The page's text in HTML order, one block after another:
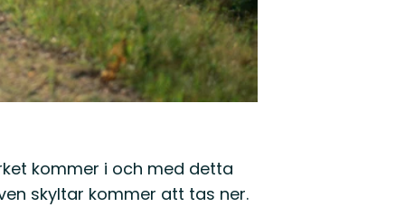
kommer i och med detta
skyltar kommer att tas ner.